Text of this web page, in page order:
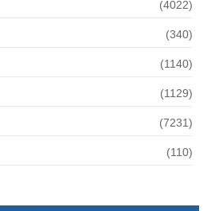
(4022)
(340)
(1140)
(1129)
(7231)
(110)